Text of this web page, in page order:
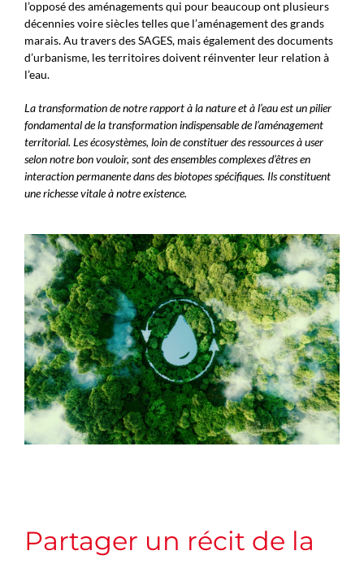
l’opposé des aménagements qui pour beaucoup ont plusieurs
décennies voire siècles telles que l’aménagement des grands
marais. Au travers des SAGES, mais également des documents
d’urbanisme, les territoires doivent réinventer leur relation à
l’eau.
La transformation de notre rapport à la nature et à l’eau est un pilier
fondamental de la transformation indispensable de l’aménagement
territorial. Les écosystèmes, loin de constituer des ressources à user
selon notre bon vouloir, sont des ensembles complexes d’êtres en
interaction permanente dans des biotopes spécifiques. Ils constituent
une richesse vitale à notre existence.
Partager un récit de la